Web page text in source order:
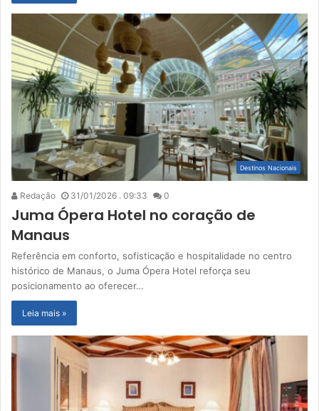
Destinos Nacionais
Redação 31/01/2026 . 09:33 0
Juma Ópera Hotel no coração de
Manaus
Referência em conforto, sofisticação e hospitalidade no centro
histórico de Manaus, o Juma Ópera Hotel reforça seu
posicionamento ao oferecer…
Leia mais »